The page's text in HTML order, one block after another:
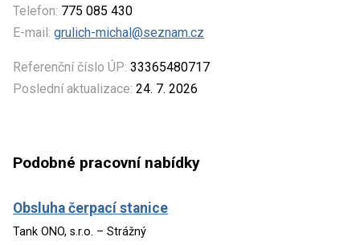
Telefon: 775 085 430
E-mail: grulich-michal@seznam.cz
Referenční číslo ÚP: 33365480717
Poslední aktualizace: 24. 7. 2026
Podobné pracovní nabídky
Obsluha čerpací stanice
Tank ONO, s.r.o. – Strážný